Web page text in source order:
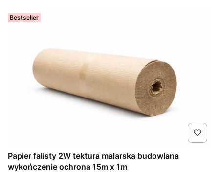
Bestseller
Papier falisty 2W tektura malarska budowlana
wykończenie ochrona 15m x 1m